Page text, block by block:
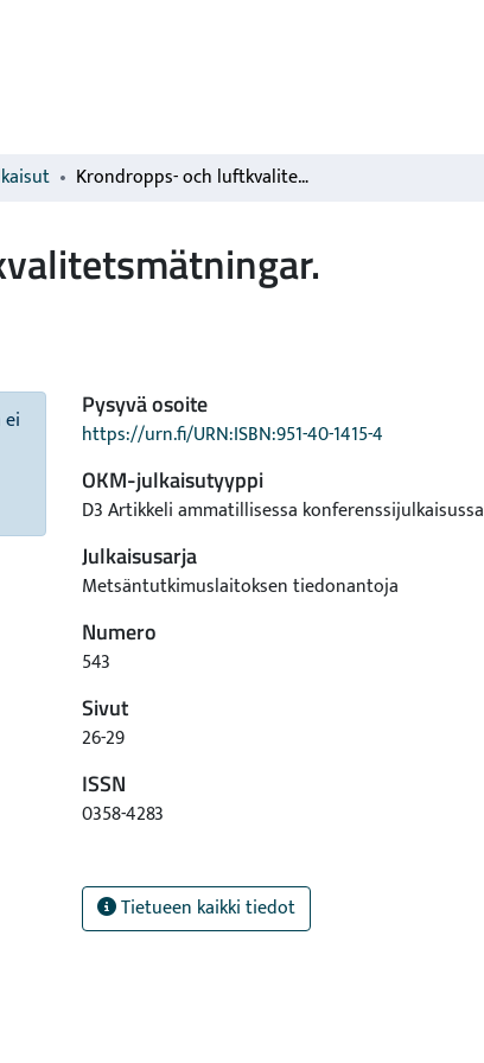
Krondropps- och luftkvalitetsmätningar.
Pysyvä osoite
https://urn.fi/URN:ISBN:951-40-1415-4
OKM-julkaisutyyppi
D3 Artikkeli ammatillisessa konferenssijulkaisussa
Julkaisusarja
Metsäntutkimuslaitoksen tiedonantoja
Numero
543
Sivut
26-29
ISSN
0358-4283
Tietueen kaikki tiedot